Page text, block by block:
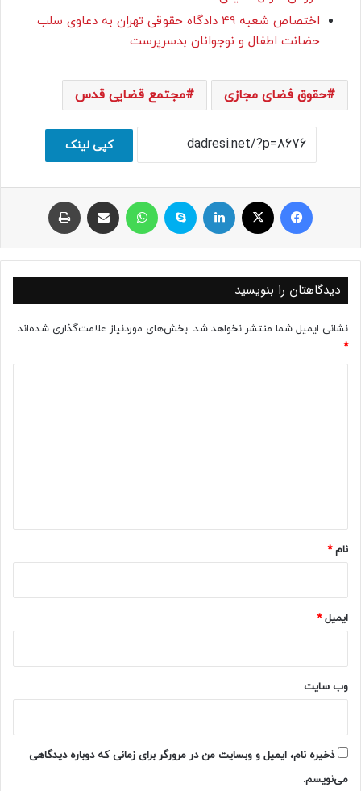
اختصاص شعبه 49 دادگاه حقوقی تهران به دعاوی سلب
حضانت اطفال و نوجوانان بدسرپرست
حقوق فضای مجازی مجتمع قضایی قدس
کپی لینک
فیسبوک ایکس لینکداین اسکایپ واتس آپ اشتراک با ایمیل
دیدگاهتان را بنویسید
نشانی ایمیل شما منتشر نخواهد شد. بخش‌های موردنیاز علامت‌گذاری شده‌اند
*
نام*
ایمیل*
وب‌ سایت
ذخیره نام، ایمیل و وبسایت من در مرورگر برای زمانی که دوباره دیدگاهی
می‌نویسم.